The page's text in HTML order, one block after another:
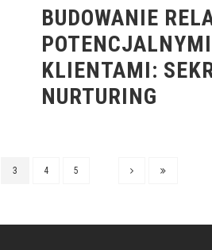
BUDOWANIE
POTENCJALNYMI
KLIENTAMI:
NURTURING
3 4 5